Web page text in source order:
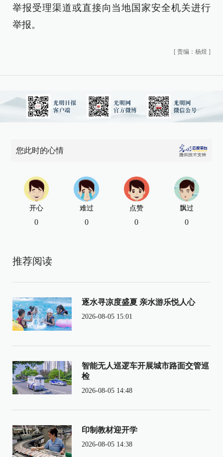
举报受理渠道或直接向当地国家安全机关进行
举报。
[ 责编：杨煜 ]
您此时的心情
开心
0
难过
0
点赞
0
飘过
0
推荐阅读
逐水寻凉度盛夏 亲水游乐悦人心
2026-08-05 15:01
智能无人巡逻车开展城市路面交管巡
检
2026-08-05 14:48
印制教材迎开学
2026-08-05 14:38